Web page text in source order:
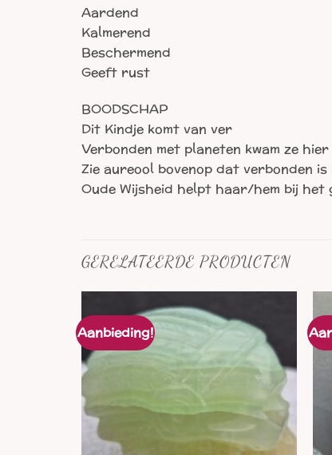
Aardend
Kalmerend
Beschermend
Geeft rust
BOODSCHAP
Dit Kindje komt van ver
Verbonden met planeten kwam ze
Zie aureool bovenop dat verbonden
Oude Wijsheid helpt haar/hem bij het
GERELATEERDE PRODUCTEN
Aanbieding!